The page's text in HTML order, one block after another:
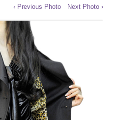
‹ Previous Photo Next Photo ›